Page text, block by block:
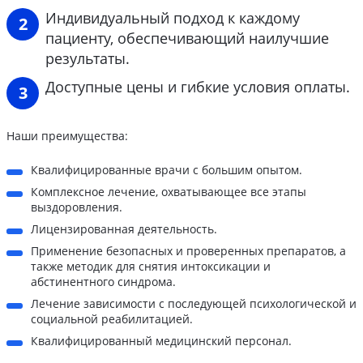
Индивидуальный подход к каждому
пациенту, обеспечивающий наилучшие
результаты.
Доступные цены и гибкие условия оплаты.
Наши преимущества:
Квалифицированные врачи с большим опытом.
Комплексное лечение, охватывающее все этапы
выздоровления.
Лицензированная деятельность.
Применение безопасных и проверенных препаратов, а
также методик для снятия интоксикации и
абстинентного синдрома.
Лечение зависимости с последующей психологической и
социальной реабилитацией.
Квалифицированный медицинский персонал.